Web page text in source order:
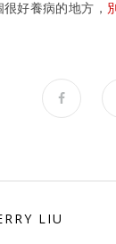
好養病的地方，
LIU